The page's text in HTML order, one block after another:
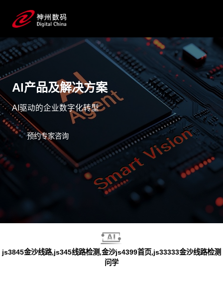
AI产品及解决方案
AI驱动的企业数字化转型
预约专家咨询
js3845金沙线路,js345线路检测,金沙js4399首页,js33333金沙线路检测
问学